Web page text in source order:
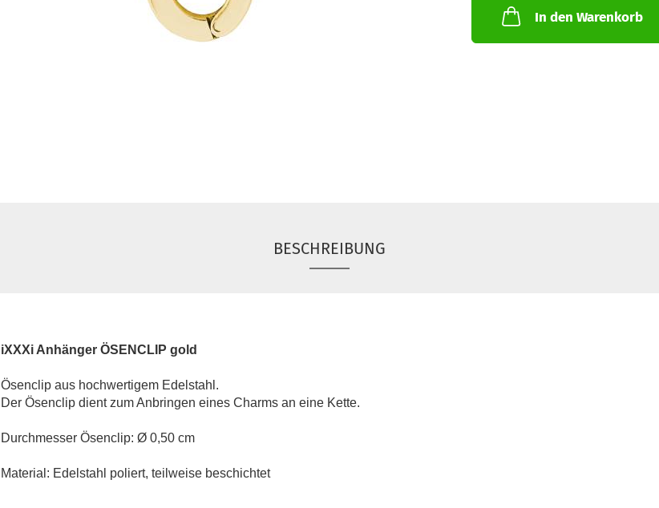
In den Warenkorb
BESCHREIBUNG
iXXXi Anhänger ÖSENCLIP gold
Ösenclip aus hochwertigem Edelstahl.
Der Ösenclip dient zum Anbringen eines Charms an eine Kette.
Durchmesser Ösenclip: Ø 0,50 cm
Material: Edelstahl poliert, teilweise beschichtet